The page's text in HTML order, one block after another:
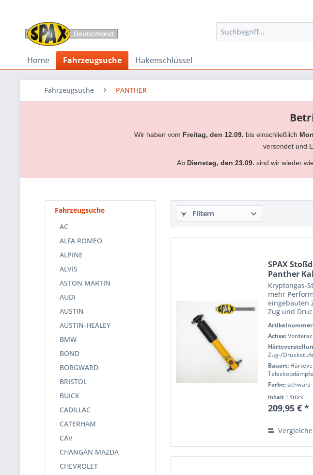
Home Fahrzeugsuche Hakenschlüssel
Fahrzeugsuche PANTHER
Wir haben vom Freitag, den 12.09. bis einschließlich
versendet und
Ab Dienstag, den 23.09. sind wir wieder
Fahrzeugsuche
AC
ALFA ROMEO
ALPINE
ALVIS
ASTON MARTIN
AUDI
AUSTIN
AUSTIN-HEALEY
BMW
BOND
BORGWARD
BRISTOL
BUICK
CADILLAC
CATERHAM
CAV
CHANGAN MAZDA
CHEVROLET
Filtern
SPAX
Panther
Kryptongas-
mehr
eingebauten
Zug und
getestet für
und
Handling...
Achse:
Zug-/
Bauart:
Farbe:schwarz
Inhalt 1 Stück
209,95 € *